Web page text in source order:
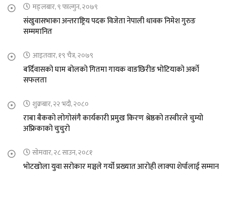
मङ्लबार, ९ फाल्गुन, २०७९
संखुवासभाका अन्तराष्ट्रिय पदक विजेता नेपाली धावक निमेश गुरुङ
सम्ममानित
आइतवार, १९ चैत्र, २०७९
बर्दिवासको घाम बोलको गितमा गायक वाङछिरीङ भोटियाको अर्को
सफलता
शुक्रबार, २२ भदौ, २०८०
राबा बैकको लोगोसंगै कार्यकारी प्रमुख किरण श्रेष्ठको तस्वीरले चुम्यो
अफ्रिकाको चुचुरो
सोमवार, २८ साउन, २०८१
भोटखोला युवा सरोकार मञ्चले गर्यो प्रख्यात आरोही लाक्पा शेर्पालाई सम्मान